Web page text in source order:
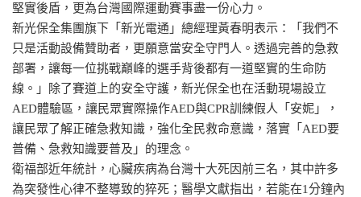
堅實後盾，更為台灣國際運動賽事盡一份心力。
新光保全集團旗下「新光電通」總經理黃春明表示：「我們不
只是活動設備贊助者，更願意當安全守門人。透過完善的急救
部署，讓每一位挑戰巔峰的選手背後都有一道堅實的生命防
線。」除了賽道上的安全守護，新光保全也在活動現場設立
AED體驗區，讓民眾實際操作AED與CPR訓練假人「安妮」，
讓民眾了解正確急救知識，強化全民救命意識，落實「AED要
普備、急救知識要普及」的理念。
衛福部近年統計，心臟疾病為台灣十大死因前三名，其中許多
為突發性心律不整導致的猝死；醫學文獻指出，若能在1分鐘內